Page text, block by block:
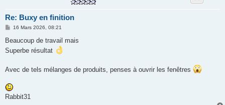
Re: Buxy en finition
M
s
a
16 Mars 2026, 08:21
Beaucoup de travail mais
Superbe résultat
Avec de tels mélanges de produits, penses à ouvrir les fenêtres
Rabbit31